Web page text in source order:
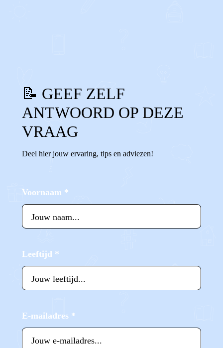
📝 GEEF ZELF
ANTWOORD OP DEZE
VRAAG
Deel hier jouw ervaring, tips en adviezen!
Voornaam *
Leeftijd *
E-mailadres *